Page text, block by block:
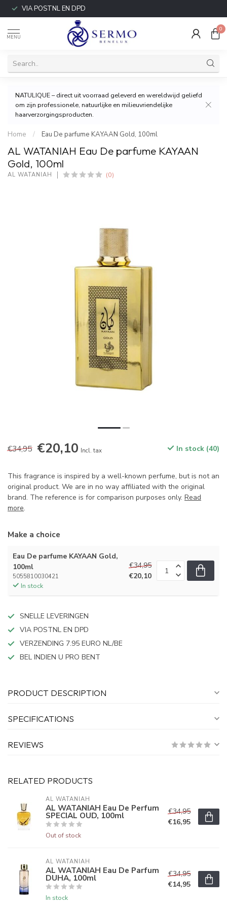
VIA POSTNL EN DPD
MENU
0
NATULIQUE – direct uit voorraad geleverd en wereldwijd geliefd
om zijn professionele, natuurlijke en milieuvriendelijke
haarverzorgingsproducten.
Home / Eau De parfume KAYAAN Gold, 100ml
AL WATANIAH Eau De parfume KAYAAN
Gold, 100ml
AL WATANIAH (0)
€34,95 €20,10 Incl. tax In stock (40)
This fragrance is inspired by a well-known perfume, but is not an
original product. We are in no way affiliated with the original
brand. The reference is for comparison purposes only. Read
more.
Make a choice
Eau De parfume KAYAAN Gold,
100ml
5055810030421
In stock
€34,95
€20,10
SNELLE LEVERINGEN
VIA POSTNL EN DPD
VERZENDING 7.95 EURO NL/BE
BEL INDIEN U PRO BENT
PRODUCT DESCRIPTION
SPECIFICATIONS
REVIEWS
RELATED PRODUCTS
AL WATANIAH
AL WATANIAH Eau De Perfum
SPECIAL OUD, 100ml
Out of stock
€34,95
€16,95
AL WATANIAH
AL WATANIAH Eau De Parfum
DUHA, 100ml
In stock
€34,95
€14,95